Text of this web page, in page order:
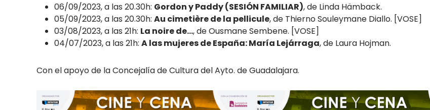
06/09/2023, a las 20.30h: Gordon y Paddy (SESIÓN FAMILIAR), de Linda Hämback.
05/09/2023, a las 20.30h: Au cimetière de la pellicule, de Thierno Souleymane Diallo. [VOSE]
03/08/2023, a las 21h: La noire de…, de Ousmane Sembene. [VOSE]
04/07/2023, a las 21h: A las mujeres de España: María Lejárraga, de Laura Hojman.
Con el apoyo de la Concejalía de Cultura del Ayto. de Guadalajara.